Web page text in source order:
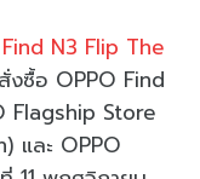
N3 Flip The
งซื้อ OPPO Find
Flagship Store
และ OPPO